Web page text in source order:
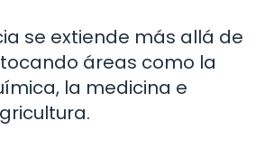
se extiende más allá de
áreas como la
la medicina e